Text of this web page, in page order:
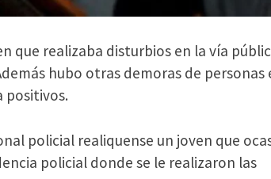
que realizaba disturbios en la vía
hubo otras demoras de personas
positivos.
policial realiquense un joven que
policial donde se le realizaron las